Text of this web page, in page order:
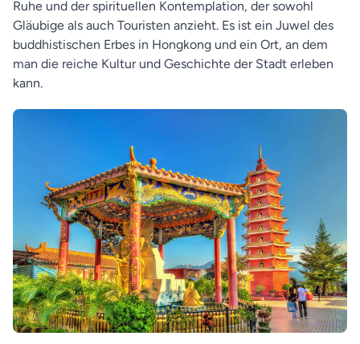
Ruhe und der spirituellen Kontemplation, der sowohl
Gläubige als auch Touristen anzieht. Es ist ein Juwel des
buddhistischen Erbes in Hongkong und ein Ort, an dem
man die reiche Kultur und Geschichte der Stadt erleben
kann.